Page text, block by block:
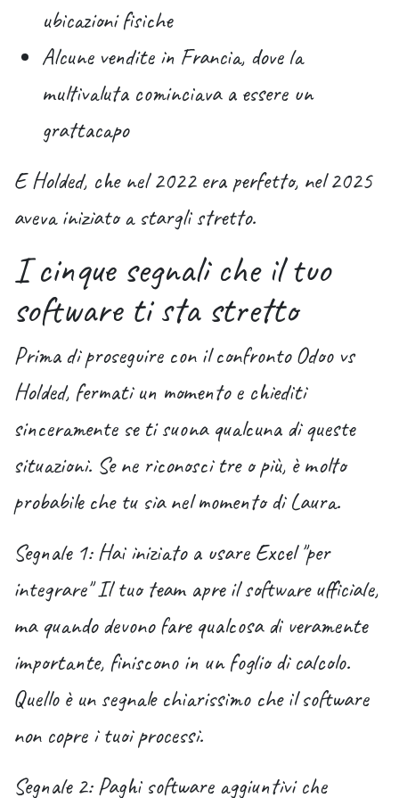
ubicazioni fisiche
Alcune vendite in Francia, dove la
multivaluta cominciava a essere un
grattacapo
E Holded, che nel 2022 era perfetto, nel 2025
aveva iniziato a stargli stretto.
I cinque segnali che il tuo
software ti sta stretto
Prima di proseguire con il confronto Odoo vs
Holded, fermati un momento e chiediti
sinceramente se ti suona qualcuna di queste
situazioni. Se ne riconosci tre o più, è molto
probabile che tu sia nel momento di Laura.
Segnale 1: Hai iniziato a usare Excel "per
integrare"Il tuo team apre il software ufficiale,
ma quando devono fare qualcosa di veramente
importante, finiscono in un foglio di calcolo.
Quello è un segnale chiarissimo che il software
non copre i tuoi processi.
Segnale 2: Paghi software aggiuntivi che